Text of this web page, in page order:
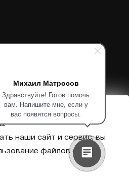
Михаил Матросов
Здравствуйте! Готов помочь
вам. Напишите мне, если у
вас появятся вопросы.
данных
корректной работы
наши сайт и сервис, вы
файлов cookie.